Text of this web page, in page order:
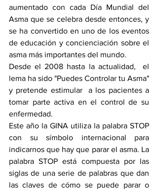
aumentado con cada Día Mundial del
Asma que se celebra desde entonces, y
se ha convertido en uno de los eventos
de educación y concienciación sobre el
asma más importantes del mundo.
Desde el 2008 hasta la actualidad,  el
lema ha sido "Puedes Controlar tu Asma"
y pretende estimular  a los pacientes a
tomar parte activa en el control de su
enfermedad.
Este año la GINA utiliza la palabra STOP
con su símbolo internacional para
indicarnos que hay que parar el asma. La
palabra STOP está compuesta por las
siglas de una serie de palabras que dan
las claves de cómo se puede parar o